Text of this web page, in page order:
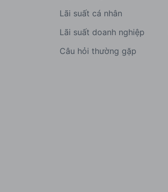
Lãi suất cá nhân
Lãi suất doanh nghiệp
Câu hỏi thường gặp